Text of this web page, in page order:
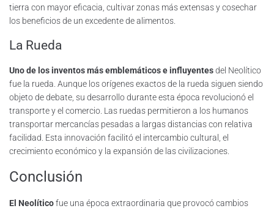
tierra con mayor eficacia, cultivar zonas más extensas y cosechar
los beneficios de un excedente de alimentos.
La Rueda
Uno de los inventos más emblemáticos e influyentesdel Neolítico
fue la rueda. Aunque los orígenes exactos de la rueda siguen siendo
objeto de debate, su desarrollo durante esta época revolucionó el
transporte y el comercio. Las ruedas permitieron a los humanos
transportar mercancías pesadas a largas distancias con relativa
facilidad. Esta innovación facilitó el intercambio cultural, el
crecimiento económico y la expansión de las civilizaciones.
Conclusión
El Neolíticofue una época extraordinaria que provocó cambios